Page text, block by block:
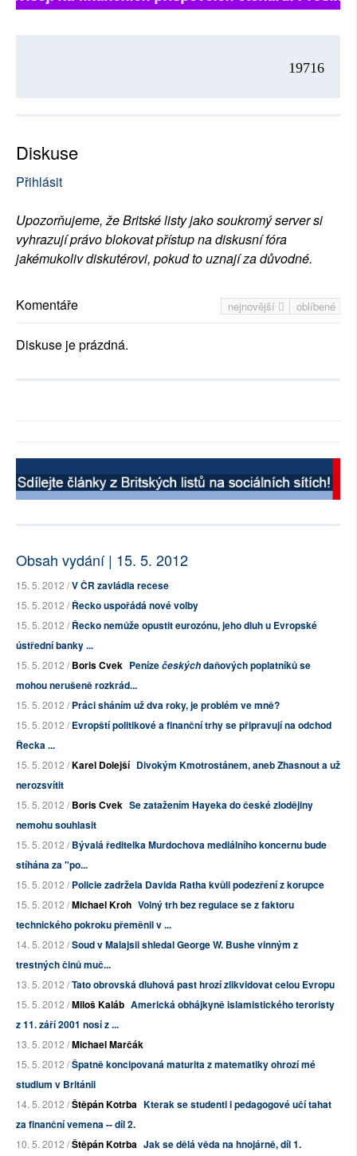
19716
Diskuse
Přihlásit
Upozorňujeme, že Britské listy jako soukromý server si
vyhrazují právo blokovat přístup na diskusní fóra
jakémukoliv diskutérovi, pokud to uznají za důvodné.
nejnovější oblíbené
Komentáře
Diskuse je prázdná.
Obsah vydání | 15. 5. 2012
15. 5. 2012 /V ČR zavládla recese
15. 5. 2012 /Řecko uspořádá nové volby
15. 5. 2012 /Řecko nemůže opustit eurozónu, jeho dluh u Evropské
ústřední banky ...
15. 5. 2012 /Boris Cvek Penízečeskýchdaňových poplatníků se
mohou nerušeně rozkrád...
15. 5. 2012 /Práci sháním už dva roky, je problém ve mně?
15. 5. 2012 /Evropští politikové a finanční trhy se připravují na odchod
Řecka ...
15. 5. 2012 /Karel Dolejší Divokým Kmotrostánem, aneb Zhasnout a už
nerozsvítit
15. 5. 2012 /Boris Cvek Se zatažením Hayeka do české zlodějiny
nemohu souhlasit
15. 5. 2012 /Bývalá ředitelka Murdochova mediálního koncernu bude
stíhána za "po...
15. 5. 2012 /Policie zadržela Davida Ratha kvůli podezření z korupce
15. 5. 2012 /Michael Kroh Volný trh bez regulace se z faktoru
technického pokroku přeměnil v ...
14. 5. 2012 /Soud v Malajsii shledal George W. Bushe vinným z
trestných činů muč...
13. 5. 2012 /Tato obrovská dluhová past hrozí zlikvidovat celou Evropu
15. 5. 2012 /Miloš Kaláb Americká obhájkyně islamistického teroristy
z 11. září 2001 nosí z ...
13. 5. 2012 /Michael Marčák
15. 5. 2012 /Špatně koncipovaná maturita z matematiky ohrozí mé
studium v Británii
14. 5. 2012 /Štěpán Kotrba Kterak se studenti i pedagogové učí tahat
za finanční vemena -- díl 2.
10. 5. 2012 /Štěpán Kotrba Jak se dělá věda na hnojárně, díl 1.